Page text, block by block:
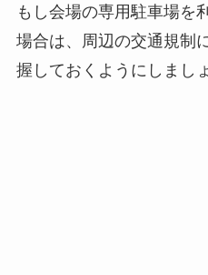
もし会場の専用駐車場を
場合は、周辺の交通規制
握しておくようにしまし